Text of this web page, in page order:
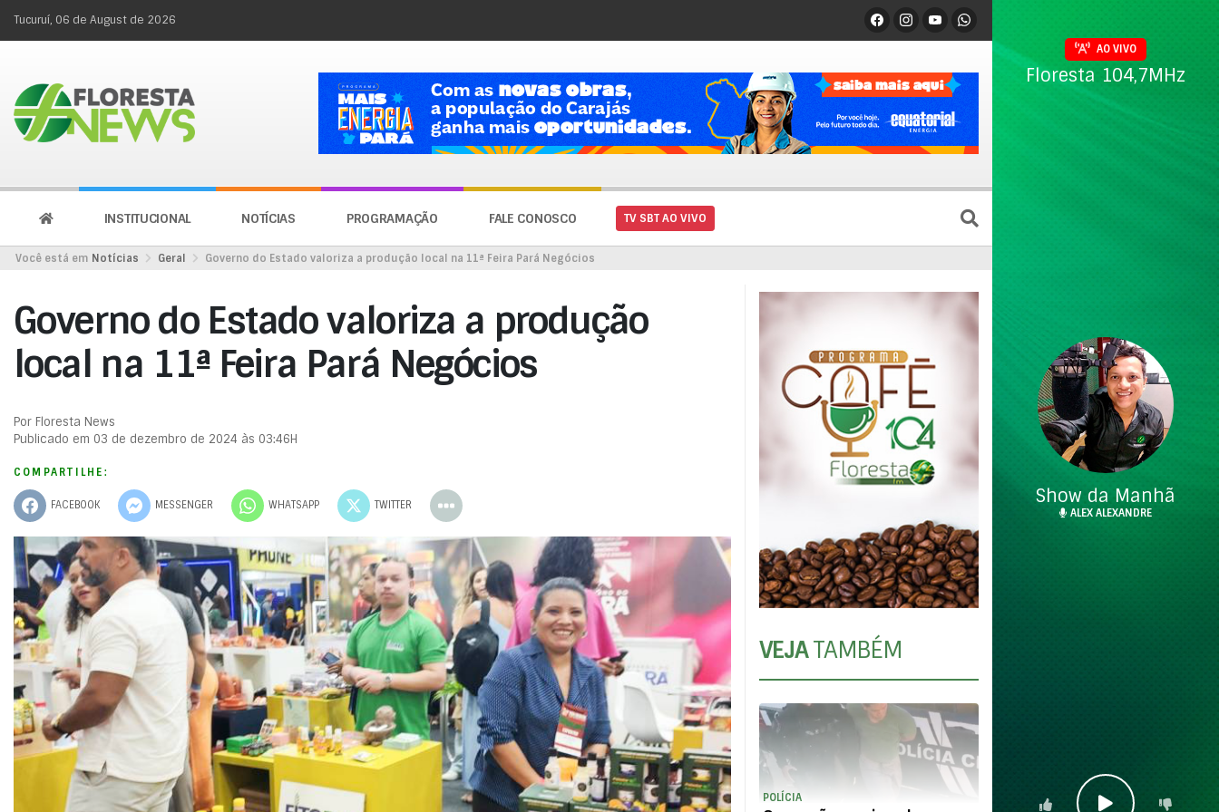
Tucuruí, 06 de August de 2026
INSTITUCIONAL NOTÍCIAS PROGRAMAÇÃO FALE CONOSCO TV SBT AO VIVO
Você está em Notícias Geral Governo do Estado valoriza a produção local na 11ª Feira Pará Negócios
Governo do Estado valoriza a produção
local na 11ª Feira Pará Negócios
Por Floresta News
Publicado em 03 de dezembro de 2024 às 03:46H
COMPARTILHE:
FACEBOOK MESSENGER WHATSAPP TWITTER
VEJATAMBÉM
POLÍCIA
AO VIVO
Floresta 104,7MHz
Show da Manhã
ALEX ALEXANDRE